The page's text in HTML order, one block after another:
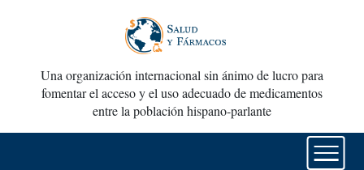
Una organización internacional sin ánimo de lucro para
fomentar el acceso y el uso adecuado de medicamentos
entre la población hispano-parlante